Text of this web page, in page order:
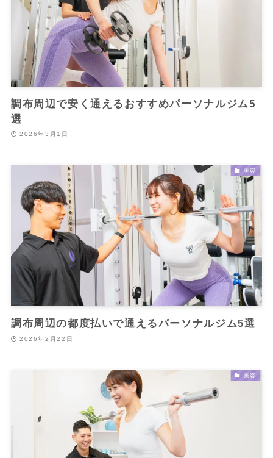
調布周辺で安く通えるおすすめパーソナルジム5
選
2026年3月1日
美容
調布周辺の都度払いで通えるパーソナルジム5選
2026年2月22日
美容